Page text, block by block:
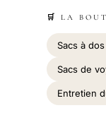
🛒 LA
Sacs à dos
Sacs de
Entretien